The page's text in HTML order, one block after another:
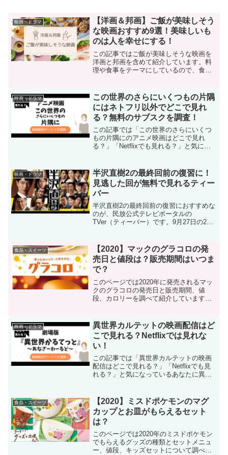
映画・ドラマ
【洋画＆邦画】ご飯が美味しそう
な映画おすすめ9選！美味しいも
のは人を幸せにする！
この記事ではご飯が美味しそうな映画を
洋画と邦画を含めて紹介しています。料
理や食事をテーマにしているので、食に
いご飯を作りたい」と料理のやる気が上
がるかもしれません。
映画・ドラマ
この世界のさらにいくつもの片隅
にはネトフリ以外でどこで見れ
る？無料のサブスクを調査！
この記事では「この世界のさらにいくつ
もの片隅にのアニメ映画はどこで見れ
る？」「Netflixでも見れる？」と気にな
スクの動画配信サービスを調べて紹介し
ています。最初に結論を言うと、Netflix
で配信あり。さらに、無料で見れる方法
を教えます。
映画・ドラマ
半沢直樹2の最終回前の復習に！
見逃した回が無料で見れるティー
バー
半沢直樹2の最終回前の復習におすすめな
のが、民放公式テレビポータルの
TVer（ティーバー）です。9月27日の20
無料配信されています。週末の一気見に
おすすめです。
食品・スイーツ
【2020】マックのグラコロの発
売日と値段は？販売期間はいつま
で？
このページでは2020年に発売されるマッ
クのグラコロの発売日と販売期間、値
段、カロリーを調べて紹介しています。
売情報をチェック。2020年はコク旨ビー
フシチューグラコロも発売されます。
映画・ドラマ
異世界カルテットの映画配信はど
こで見れる？Netflixでは見れな
い！
この記事では「異世界カルテットの映画
配信はどこで見れる？」「Netflixでも見
れる？」と気になっているあなたに異世
最初に結論を言うと、異世界カルテット
の映画はNetflixで配信なし。
食品・スイーツ
【2020】ミスドポケモンのマグ
カップとお皿がもらえるセット
は？
このページでは2020年のミスドポケモン
でもらえるグッズの種類とセットメニュ
ー、値段、キッズセットについて調べて